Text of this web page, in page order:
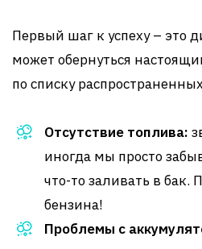
Первый шаг к успеху – это
может обернуться
по списку
Отсутствие топлива:
иногда мы просто
что-то заливать в бак.
бензина!
Проблемы с